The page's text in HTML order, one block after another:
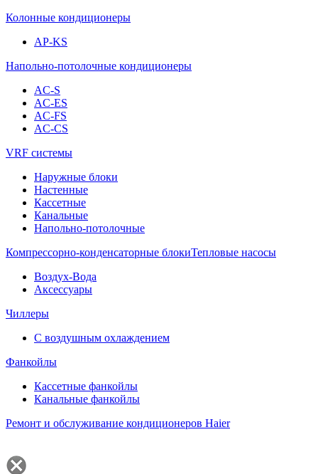
Колонные кондиционеры
AP-KS
Напольно-потолочные кондиционеры
AC-S
AC-ES
AC-FS
AC-CS
VRF системы
Наружные блоки
Настенные
Кассетные
Канальные
Напольно-потолочные
Компрессорно-конденсаторные блокиТепловые насосы
Воздух-Вода
Аксессуары
Чиллеры
С воздушным охлаждением
Фанкойлы
Кассетные фанкойлы
Канальные фанкойлы
Ремонт и обслуживание кондиционеров Haier